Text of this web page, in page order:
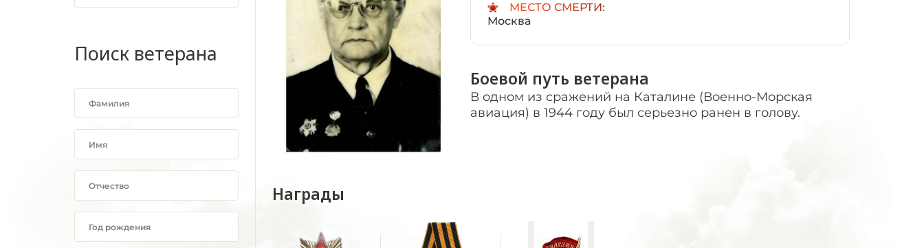
Поиск ветерана
МЕСТО СМЕРТИ:
Москва
Боевой путь ветерана
В одном из сражений на Каталине (Военно-Морская
авиация) в 1944 году был серьезно ранен в голову.
Награды